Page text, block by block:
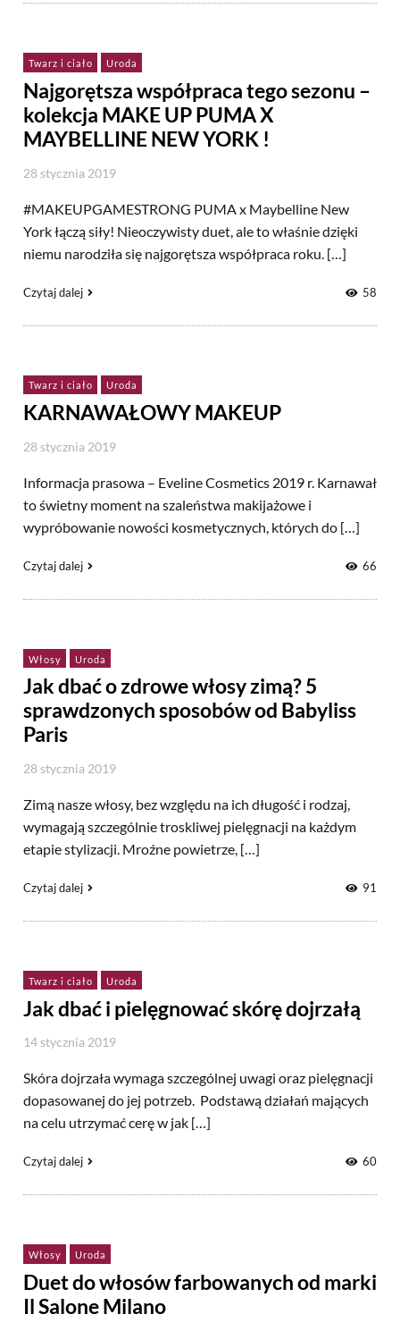
Twarz i ciało Uroda
Najgorętsza współpraca tego sezonu –
kolekcja MAKE UP PUMA X
MAYBELLINE NEW YORK !
28 stycznia 2019
#MAKEUPGAMESTRONG PUMA x Maybelline New
York łączą siły! Nieoczywisty duet, ale to właśnie dzięki
niemu narodziła się najgorętsza współpraca roku. […]
Czytaj dalej 58
Twarz i ciało Uroda
KARNAWAŁOWY MAKEUP
28 stycznia 2019
Informacja prasowa – Eveline Cosmetics 2019 r. Karnawał
to świetny moment na szaleństwa makijażowe i
wypróbowanie nowości kosmetycznych, których do […]
Czytaj dalej 66
Włosy Uroda
Jak dbać o zdrowe włosy zimą? 5
sprawdzonych sposobów od Babyliss
Paris
28 stycznia 2019
Zimą nasze włosy, bez względu na ich długość i rodzaj,
wymagają szczególnie troskliwej pielęgnacji na każdym
etapie stylizacji. Mroźne powietrze, […]
Czytaj dalej 91
Twarz i ciało Uroda
Jak dbać i pielęgnować skórę dojrzałą
14 stycznia 2019
Skóra dojrzała wymaga szczególnej uwagi oraz pielęgnacji
dopasowanej do jej potrzeb. Podstawą działań mających
na celu utrzymać cerę w jak […]
Czytaj dalej 60
Włosy Uroda
Duet do włosów farbowanych od marki
Il Salone Milano